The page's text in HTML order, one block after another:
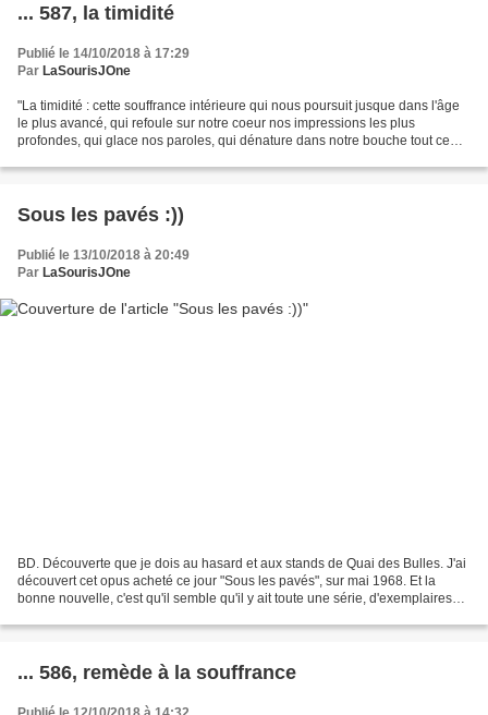
... 587, la timidité
Publié le 14/10/2018 à 17:29
Par LaSourisJOne
"La timidité : cette souffrance intérieure qui nous poursuit jusque dans l'âge
le plus avancé, qui refoule sur notre coeur nos impressions les plus
profondes, qui glace nos paroles, qui dénature dans notre bouche tout ce
Sous les pavés :))
Publié le 13/10/2018 à 20:49
Par LaSourisJOne
BD. Découverte que je dois au hasard et aux stands de Quai des Bulles. J'ai
découvert cet opus acheté ce jour "Sous les pavés", sur mai 1968. Et la
bonne nouvelle, c'est qu'il semble qu'il y ait toute une série, d'exemplaires
... 586, remède à la souffrance